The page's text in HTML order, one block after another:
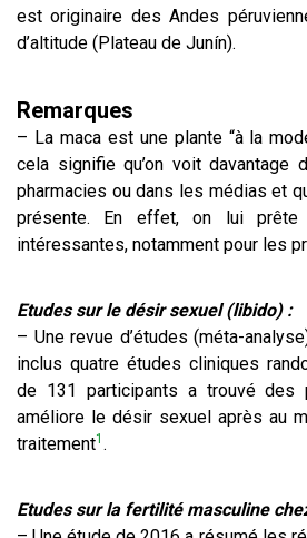
est originaire des Andes
d’altitude (Plateau de Junín).
​Remarques
– La maca est une plante “à la
cela signifie qu’on voit davantage
pharmacies ou dans les médias et
présente. En effet, on lui
intéressantes, notamment pour les
Etudes sur le désir sexuel (libido) :
– Une revue d’études (méta-
inclus quatre études cliniques
de 131 participants a trouvé des
améliore le désir sexuel après au
traitement1 .
Etudes sur la fertilité masculine